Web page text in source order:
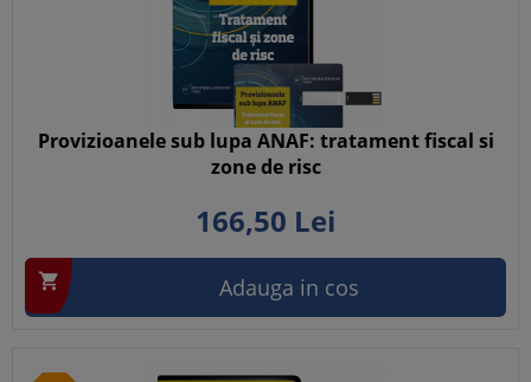
Provizioanele sub lupa ANAF: tratament fiscal si
zone de risc
166,50 Lei
 Adauga in cos